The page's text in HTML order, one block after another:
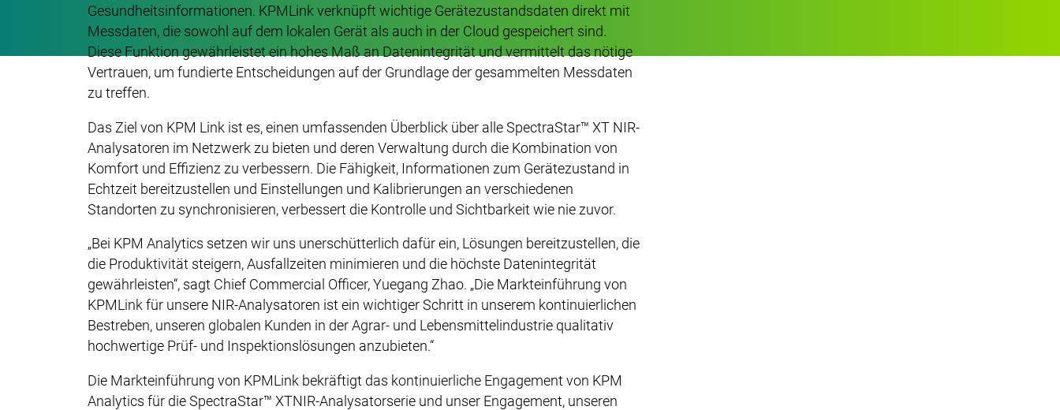
Gesundheitsinformationen. KPMLink verknüpft wichtige Gerätezustandsdaten direkt mit
Messdaten, die sowohl auf dem lokalen Gerät als auch in der Cloud gespeichert sind.
Diese Funktion gewährleistet ein hohes Maß an Datenintegrität und vermittelt das nötige
Vertrauen, um fundierte Entscheidungen auf der Grundlage der gesammelten Messdaten
zu treffen.
Das Ziel von KPM Link ist es, einen umfassenden Überblick über alle SpectraStar™ XT NIR-
Analysatoren im Netzwerk zu bieten und deren Verwaltung durch die Kombination von
Komfort und Effizienz zu verbessern. Die Fähigkeit, Informationen zum Gerätezustand in
Echtzeit bereitzustellen und Einstellungen und Kalibrierungen an verschiedenen
Standorten zu synchronisieren, verbessert die Kontrolle und Sichtbarkeit wie nie zuvor.
„Bei KPM Analytics setzen wir uns unerschütterlich dafür ein, Lösungen bereitzustellen, die
die Produktivität steigern, Ausfallzeiten minimieren und die höchste Datenintegrität
gewährleisten“, sagt Chief Commercial Officer, Yuegang Zhao. „Die Markteinführung von
KPMLink für unsere NIR-Analysatoren ist ein wichtiger Schritt in unserem kontinuierlichen
Bestreben, unseren globalen Kunden in der Agrar- und Lebensmittelindustrie qualitativ
hochwertige Prüf- und Inspektionslösungen anzubieten.“
Die Markteinführung von KPMLink bekräftigt das kontinuierliche Engagement von KPM
Analytics für die SpectraStar™ XTNIR-Analysatorserie und unser Engagement, unseren